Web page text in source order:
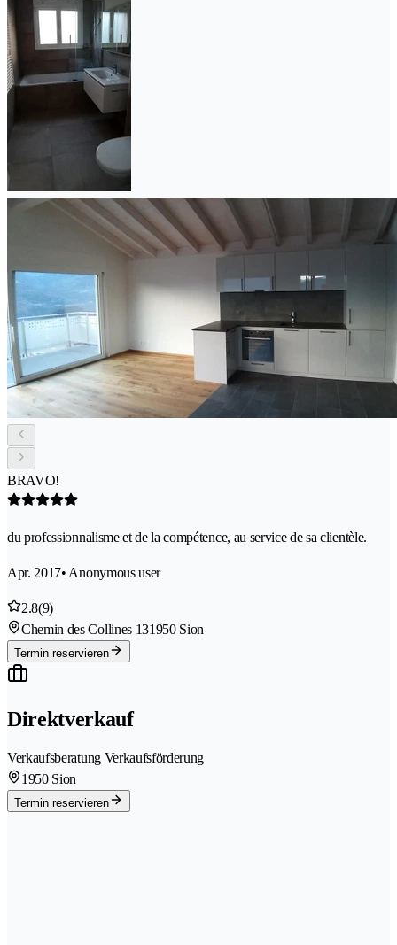
BRAVO!
du professionnalisme et de la compétence, au service de sa clientèle.
Apr. 2017• Anonymous user
2.8(9)
Chemin des Collines 131950 Sion
Termin reservieren
Direktverkauf
Verkaufsberatung Verkaufsförderung
1950 Sion
Termin reservieren